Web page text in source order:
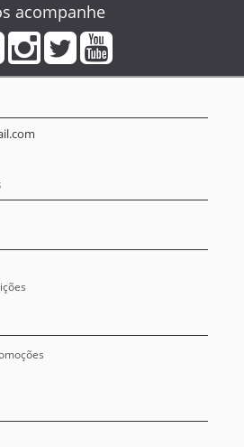
acompanhe